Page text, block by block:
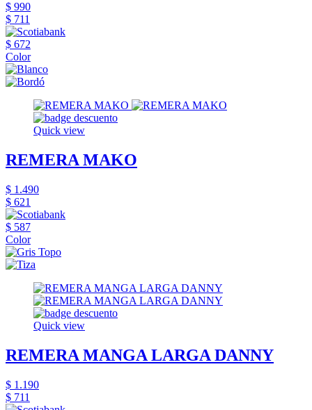
$ 990
$ 711
$ 672
Color
Quick view
REMERA MAKO
$ 1.490
$ 621
$ 587
Color
Quick view
REMERA MANGA LARGA DANNY
$ 1.190
$ 711